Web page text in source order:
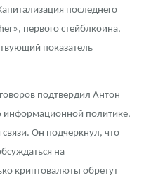
монет
последнего
первого стейблкоина,
показатель
подтвердил Антон
информационной политике,
Он подчеркнул, что
на
криптовалюты обретут